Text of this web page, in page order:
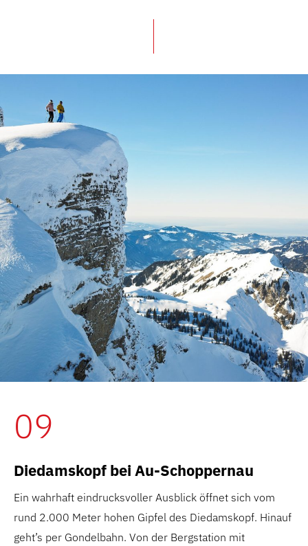
09
Diedamskopf bei Au-Schoppernau
Ein wahrhaft eindrucksvoller Ausblick öffnet sich vom
rund 2.000 Meter hohen Gipfel des Diedamskopf. Hinauf
geht’s per Gondelbahn. Von der Bergstation mit